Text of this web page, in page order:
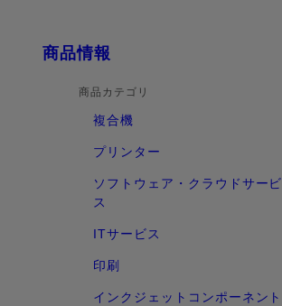
商品情報
商品カテゴリ
複合機
プリンター
ソフトウェア・クラウドサービ
ス
ITサービス
印刷
インクジェットコンポーネント